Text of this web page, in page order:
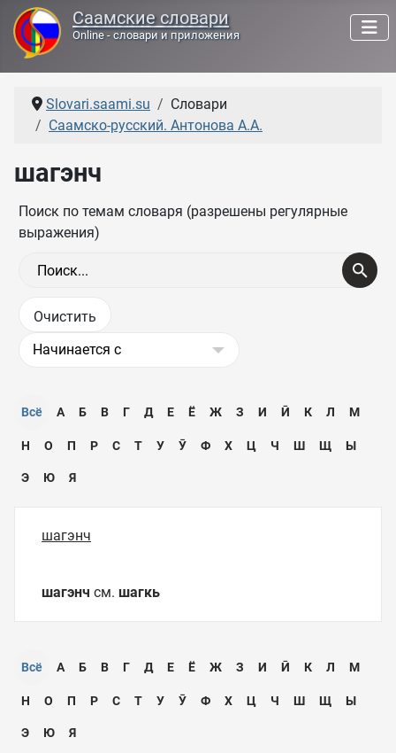
Саамские словари
Online - словари и приложения
Slovari.saami.su
Словари
Саамско-русский. Антонова А.А.
шагэнч
Поиск по темам словаря (разрешены регулярные
выражения)
Всё А Б В Г Д Е Ё Ж З И Ӣ К Л М
Н О П Р С Т У Ӯ Ф Х Ц Ч Ш Щ Ы
Э Ю Я
шагэнч
шагэнч см. шагкь
Всё А Б В Г Д Е Ё Ж З И Ӣ К Л М
Н О П Р С Т У Ӯ Ф Х Ц Ч Ш Щ Ы
Э Ю Я